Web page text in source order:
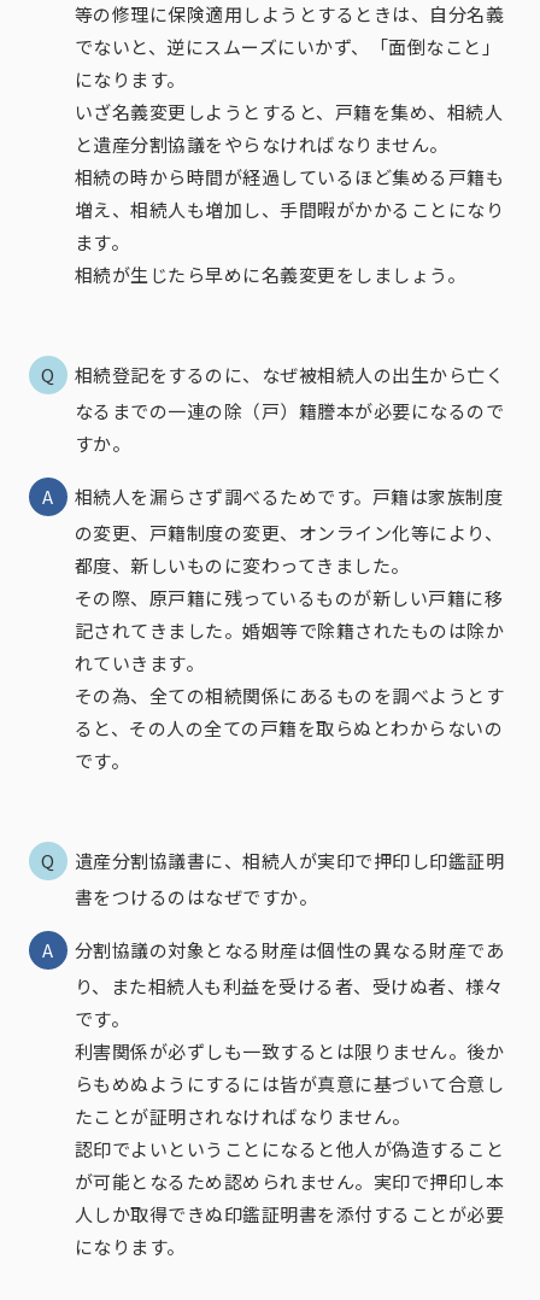
等の修理に保険適用しようとするときは、自分名義
でないと、逆にスムーズにいかず、「面倒なこと」
になります。
いざ名義変更しようとすると、戸籍を集め、相続人
と遺産分割協議をやらなければなりません。
相続の時から時間が経過しているほど集める戸籍も
増え、相続人も増加し、手間暇がかかることになり
ます。
相続が生じたら早めに名義変更をしましょう。
相続登記をするのに、なぜ被相続人の出生から亡く
なるまでの一連の除（戸）籍謄本が必要になるので
すか。
相続人を漏らさず調べるためです。戸籍は家族制度
の変更、戸籍制度の変更、オンライン化等により、
都度、新しいものに変わってきました。
その際、原戸籍に残っているものが新しい戸籍に移
記されてきました。婚姻等で除籍されたものは除か
れていきます。
その為、全ての相続関係にあるものを調べようとす
ると、その人の全ての戸籍を取らぬとわからないの
です。
遺産分割協議書に、相続人が実印で押印し印鑑証明
書をつけるのはなぜですか。
分割協議の対象となる財産は個性の異なる財産であ
り、また相続人も利益を受ける者、受けぬ者、様々
です。
利害関係が必ずしも一致するとは限りません。後か
らもめぬようにするには皆が真意に基づいて合意し
たことが証明されなければなりません。
認印でよいということになると他人が偽造すること
が可能となるため認められません。実印で押印し本
人しか取得できぬ印鑑証明書を添付することが必要
になります。